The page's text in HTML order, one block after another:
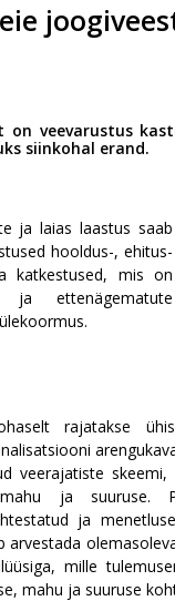
on veevarustus
siinkohal erand.
ja laias laastus saab
hooldus-, ehitus-
katkestused, mis on
ja ettenägematute
rajatakse
veerajatiste
ja suuruse.
ja
mille
mahu ja suuruse